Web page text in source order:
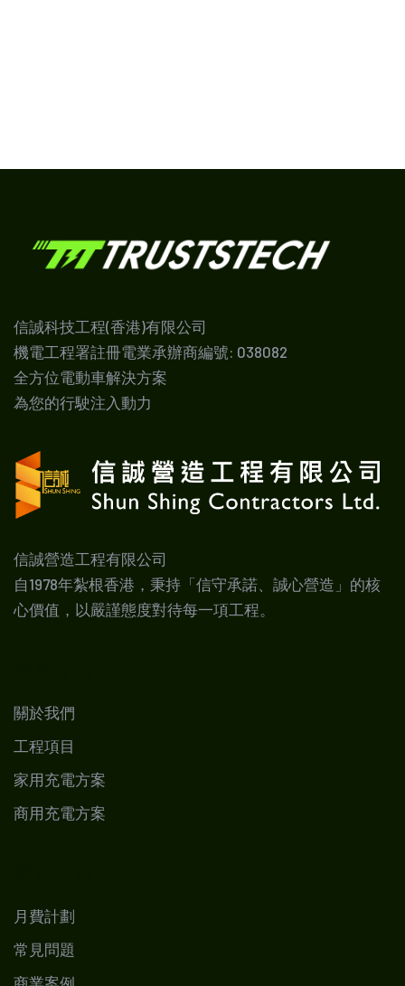
信誠科技工程(香港)有限公司
機電工程署註冊電業承辦商編號: 038082
全方位電動車解決方案
為您的行駛注入動力
信誠營造工程有限公司
自1978年紮根香港，秉持「信守承諾、誠心營造」的核
心價值，以嚴謹態度對待每一項工程。
關於我們
工程項目
家用充電方案
商用充電方案
月費計劃
常見問題
商業案例